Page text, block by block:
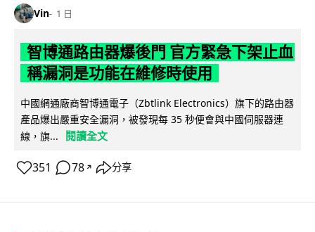
Vin 1 日
智博通路由器爆後門 官方緊急下架止血
稱漏洞是功能在維修時使用
中國網通廠商智博通電子（Zbtlink Electronics）旗下的路由器
產品爆出嚴重安全漏洞，被發現每 35 秒便會與中國伺服器連
線，旗...
閱讀全文
351 78 ↗ 分享